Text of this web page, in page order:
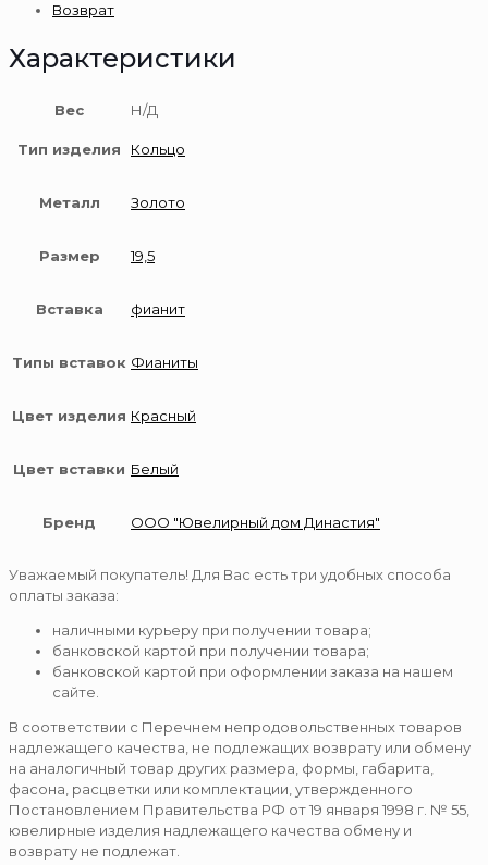
пробыВозврат
Характеристики
Вес Н/Д
Тип изделия Кольцо
Металл Золото
Размер 19,5
Вставка фианит
Типы вставок Фианиты
Цвет изделия Красный
Цвет вставки Белый
Бренд ООО "Ювелирный дом Династия"
Уважаемый покупатель! Для Вас есть три удобных способа
оплаты заказа:
наличными курьеру при получении товара;
банковской картой при получении товара;
банковской картой при оформлении заказа на нашем
сайте.
В соответствии с Перечнем непродовольственных товаров
надлежащего качества, не подлежащих возврату или обмену
на аналогичный товар других размера, формы, габарита,
фасона, расцветки или комплектации, утвержденного
Постановлением Правительства РФ от 19 января 1998 г. № 55,
ювелирные изделия надлежащего качества обмену и
возврату не подлежат.